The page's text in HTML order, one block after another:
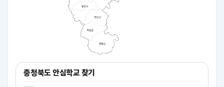
충청북도 안심학교 찾기